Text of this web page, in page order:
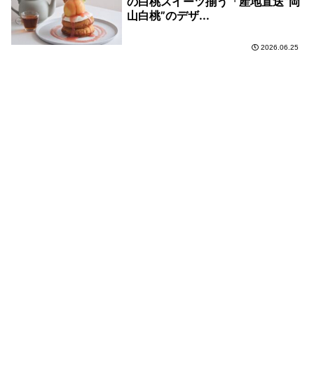
山白桃”のデザ...
2026.06.25